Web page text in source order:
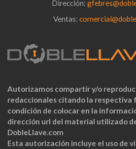
Dirección:
Ventas:
Autorizamos compartir y/o
redaccionales citando la respectiva
condición de colocar en la
dirección url del material utilizado
DobleLlave.com
Esta autorización incluye el uso de